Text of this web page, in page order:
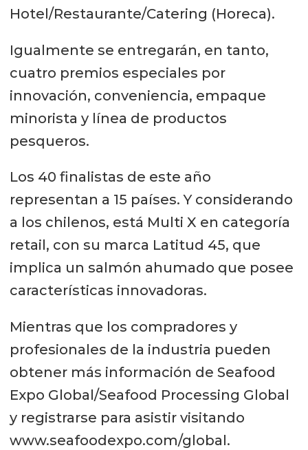
Hotel/Restaurante/Catering (Horeca).
Igualmente se entregarán, en tanto,
cuatro premios especiales por
innovación, conveniencia, empaque
minorista y línea de productos
pesqueros.
Los 40 finalistas de este año
representan a 15 países. Y considerando
a los chilenos, está Multi X en categoría
retail, con su marca Latitud 45, que
implica un salmón ahumado que posee
características innovadoras.
Mientras que los compradores y
profesionales de la industria pueden
obtener más información de Seafood
Expo Global/Seafood Processing Global
y registrarse para asistir visitando
www.seafoodexpo.com/global.